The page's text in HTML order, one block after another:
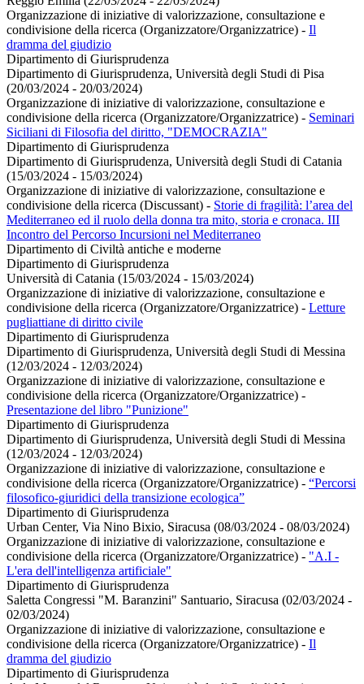
Organizzazione di iniziative di valorizzazione, consultazione e
condivisione della ricerca (Organizzatore/Organizzatrice) - Il
dramma del giudizio
Dipartimento di Giurisprudenza
Dipartimento di Giurisprudenza, Università degli Studi di Pisa
(20/03/2024 - 20/03/2024)
Organizzazione di iniziative di valorizzazione, consultazione e
condivisione della ricerca (Organizzatore/Organizzatrice) - Seminari
Siciliani di Filosofia del diritto, "DEMOCRAZIA"
Dipartimento di Giurisprudenza
Dipartimento di Giurisprudenza, Università degli Studi di Catania
(15/03/2024 - 15/03/2024)
Organizzazione di iniziative di valorizzazione, consultazione e
condivisione della ricerca (Discussant) - Storie di fragilità: l’area del
Mediterraneo ed il ruolo della donna tra mito, storia e cronaca. III
Incontro del Percorso Incursioni nel Mediterraneo
Dipartimento di Civiltà antiche e moderne
Dipartimento di Giurisprudenza
Università di Catania (15/03/2024 - 15/03/2024)
Organizzazione di iniziative di valorizzazione, consultazione e
condivisione della ricerca (Organizzatore/Organizzatrice) - Letture
pugliattiane di diritto civile
Dipartimento di Giurisprudenza
Dipartimento di Giurisprudenza, Università degli Studi di Messina
(12/03/2024 - 12/03/2024)
Organizzazione di iniziative di valorizzazione, consultazione e
condivisione della ricerca (Organizzatore/Organizzatrice) -
Presentazione del libro "Punizione"
Dipartimento di Giurisprudenza
Dipartimento di Giurisprudenza, Università degli Studi di Messina
(12/03/2024 - 12/03/2024)
Organizzazione di iniziative di valorizzazione, consultazione e
condivisione della ricerca (Organizzatore/Organizzatrice) - “Percorsi
filosofico-giuridici della transizione ecologica”
Dipartimento di Giurisprudenza
Urban Center, Via Nino Bixio, Siracusa (08/03/2024 - 08/03/2024)
Organizzazione di iniziative di valorizzazione, consultazione e
condivisione della ricerca (Organizzatore/Organizzatrice) - "A.I -
L'era dell'intelligenza artificiale"
Dipartimento di Giurisprudenza
Saletta Congressi "M. Baranzini" Santuario, Siracusa (02/03/2024 -
02/03/2024)
Organizzazione di iniziative di valorizzazione, consultazione e
condivisione della ricerca (Organizzatore/Organizzatrice) - Il
dramma del giudizio
Dipartimento di Giurisprudenza